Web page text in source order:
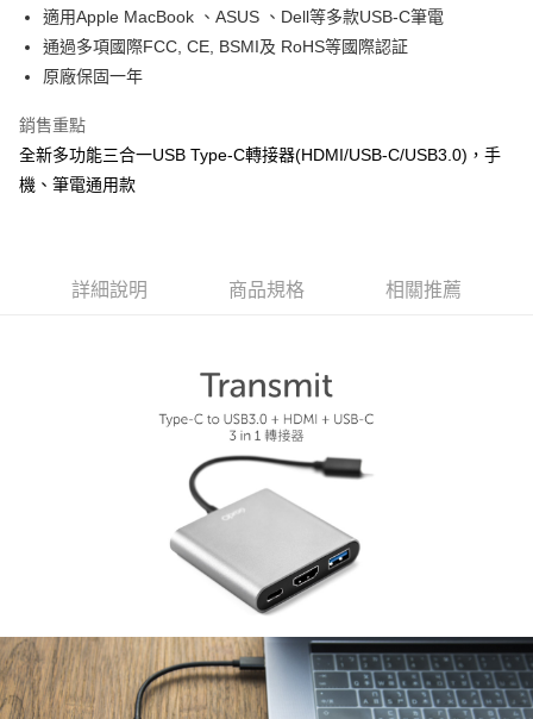
運送方式
全家付款取貨
每筆NT$60，滿NT$499(含以上)免運費
適用Apple MacBook 、ASUS 、Dell等多款USB-C筆電
通過多項國際FCC, CE, BSMI及 RoHS等國際認証
原廠保固一年
銷售重點
全新多功能三合一USB Type-C轉接器(HDMI/USB-C/USB3.0)，手
機、筆電通用款
詳細說明 商品規格 相關推薦